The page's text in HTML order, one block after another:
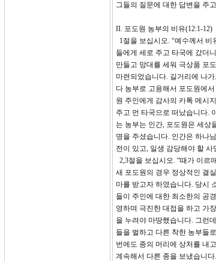
그들의 질문에 대한 답변을 주
II. 포도원 농부의 비유(12:1-12)
1절을 보십시오. “예수께서
들에게 세로 주고 타국에 갔더
만들고 망대를 세워 극상품 포
마련되었습니다. 길거리에 나
다 농부로 고용해서 포도원에
원 주인에게 감사의 카톡 메시
주고 먼 타국으로 떠났습니다.
는 농부는 인간, 포도원은 세상
명을 주셨습니다. 인간은 하나
전이 있고, 일생 감당해야 할
2,3절을 보십시오. “때가 이르
새 포도원의 경우 정상적인 결
마를 받고자 하였습니다. 당시
들이 주인에 대한 최소한의 공
영하며 극진한 대접을 하고 가
을 누려야 마땅했습니다. 그런
들을 벌하고 다른 착한 농부들
번에도 종의 머리에 상처를 내
계속해서 다른 종을 보냈습니